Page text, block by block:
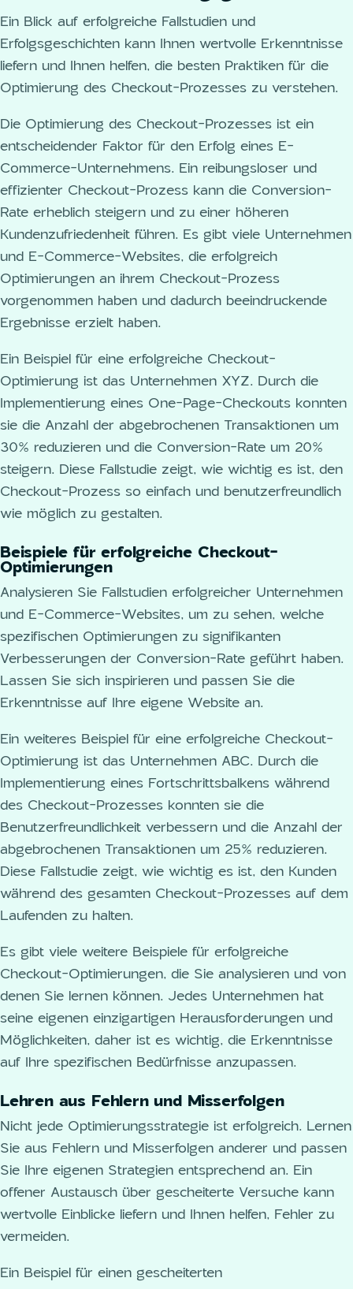
Ein Blick auf erfolgreiche Fallstudien und
Erfolgsgeschichten kann Ihnen wertvolle Erkenntnisse
liefern und Ihnen helfen, die besten Praktiken für die
Optimierung des Checkout-Prozesses zu verstehen.
Die Optimierung des Checkout-Prozesses ist ein
entscheidender Faktor für den Erfolg eines E-
Commerce-Unternehmens. Ein reibungsloser und
effizienter Checkout-Prozess kann die Conversion-
Rate erheblich steigern und zu einer höheren
Kundenzufriedenheit führen. Es gibt viele Unternehmen
und E-Commerce-Websites, die erfolgreich
Optimierungen an ihrem Checkout-Prozess
vorgenommen haben und dadurch beeindruckende
Ergebnisse erzielt haben.
Ein Beispiel für eine erfolgreiche Checkout-
Optimierung ist das Unternehmen XYZ. Durch die
Implementierung eines One-Page-Checkouts konnten
sie die Anzahl der abgebrochenen Transaktionen um
30% reduzieren und die Conversion-Rate um 20%
steigern. Diese Fallstudie zeigt, wie wichtig es ist, den
Checkout-Prozess so einfach und benutzerfreundlich
wie möglich zu gestalten.
Beispiele für erfolgreiche Checkout-
Optimierungen
Analysieren Sie Fallstudien erfolgreicher Unternehmen
und E-Commerce-Websites, um zu sehen, welche
spezifischen Optimierungen zu signifikanten
Verbesserungen der Conversion-Rate geführt haben.
Lassen Sie sich inspirieren und passen Sie die
Erkenntnisse auf Ihre eigene Website an.
Ein weiteres Beispiel für eine erfolgreiche Checkout-
Optimierung ist das Unternehmen ABC. Durch die
Implementierung eines Fortschrittsbalkens während
des Checkout-Prozesses konnten sie die
Benutzerfreundlichkeit verbessern und die Anzahl der
abgebrochenen Transaktionen um 25% reduzieren.
Diese Fallstudie zeigt, wie wichtig es ist, den Kunden
während des gesamten Checkout-Prozesses auf dem
Laufenden zu halten.
Es gibt viele weitere Beispiele für erfolgreiche
Checkout-Optimierungen, die Sie analysieren und von
denen Sie lernen können. Jedes Unternehmen hat
seine eigenen einzigartigen Herausforderungen und
Möglichkeiten, daher ist es wichtig, die Erkenntnisse
auf Ihre spezifischen Bedürfnisse anzupassen.
Lehren aus Fehlern und Misserfolgen
Nicht jede Optimierungsstrategie ist erfolgreich. Lernen
Sie aus Fehlern und Misserfolgen anderer und passen
Sie Ihre eigenen Strategien entsprechend an. Ein
offener Austausch über gescheiterte Versuche kann
wertvolle Einblicke liefern und Ihnen helfen, Fehler zu
vermeiden.
Ein Beispiel für einen gescheiterten